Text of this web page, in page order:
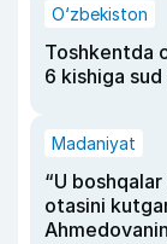
O‘zbekiston
Toshkentda
6 kishiga sud
Madaniyat
“U
otasini